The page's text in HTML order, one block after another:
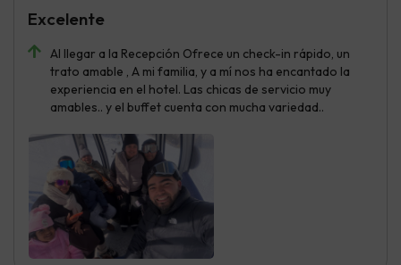
Al llegar a la Recepción Ofrece un check-in rápido, un
trato amable , A mi familia, y a mí nos ha encantado la
experiencia en el hotel. Las chicas de servicio muy
amables.. y el buffet cuenta con mucha variedad..
Excelente